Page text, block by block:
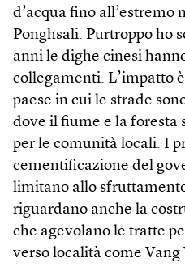
d’acqua fino all’estremo
Ponghsali. Purtroppo ho
anni le dighe cinesi
collegamenti. L’impatto
paese in cui le strade
dove il fiume e la foresta
per le comunità locali. I
cementificazione del
limitano allo
riguardano anche la
che agevolano le tratte
verso località come Vang